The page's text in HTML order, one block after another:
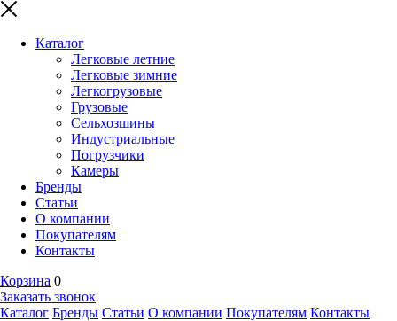
Каталог
Легковые летние
Легковые зимние
Легкогрузовые
Грузовые
Сельхозшины
Индустриальные
Погрузчики
Камеры
Бренды
Статьи
О компании
Покупателям
Контакты
Корзина 0
Заказать звонок
Каталог Бренды Статьи О компании Покупателям Контакты